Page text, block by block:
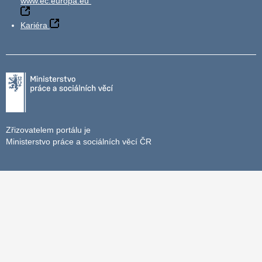
Kariéra
Zřizovatelem portálu je
Ministerstvo práce a sociálních věcí ČR